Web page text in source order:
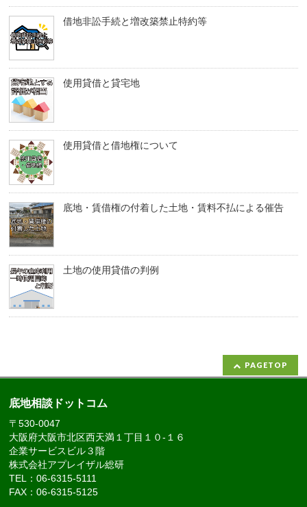
借地非訟手続と増改築禁止特約等
使用貸借と貸宅地
使用貸借と借地権について
底地・賃借権の付着した土地・賃料不払による催告
土地の使用貸借の判例
PAGETOP
底地相談ドットコム
〒530-0047
大阪府大阪市北区西天満１丁目１０-１６
企業サービスビル３階
株式会社アプレイザル総研
TEL：06-6315-5111
FAX：06-6315-5125